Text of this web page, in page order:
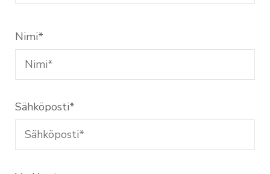
Nimi*
Sähköposti*